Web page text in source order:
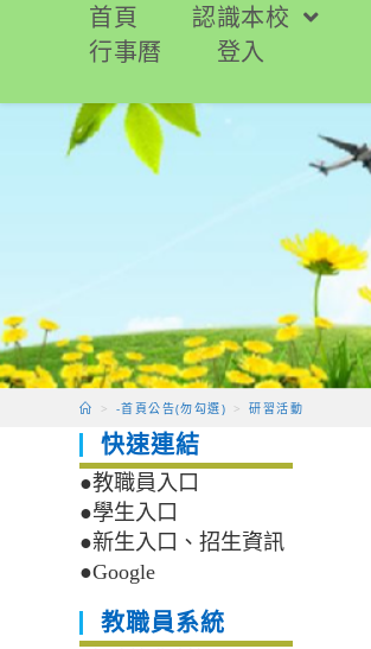
要
首頁 認識本校
行事曆
登入
> -首頁公告(勿勾選) > 研習活動
快速連結
●教職員入口
●學生入口
●新生入口、招生資訊
●Google
教職員系統